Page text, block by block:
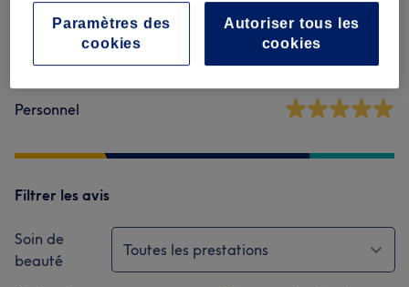
Ambiance
Propreté
Personnel
Filtrer les avis
Soin de
beauté
Toutes les prestations
Autoriser tous les
cookies
Paramètres des
cookies